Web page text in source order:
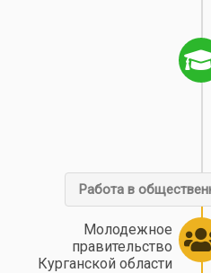
Работа в
Молодежное
правительство
Курганской области